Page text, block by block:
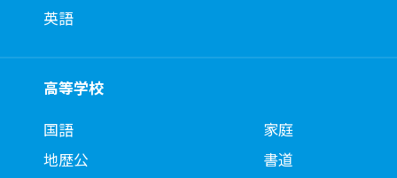
英語
高等学校
国語
地歴公
家庭
書道